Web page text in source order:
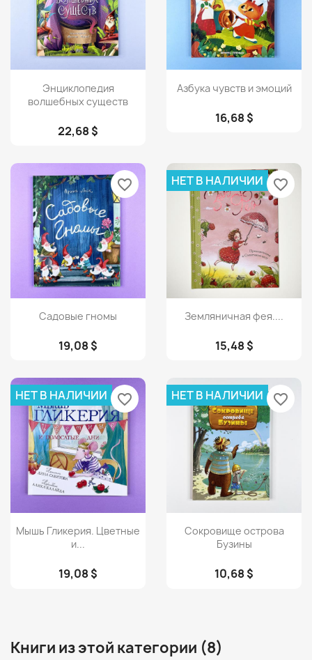
Просмотр
Энциклопедия
волшебных существ
22,68 $
Просмотр
Азбука чувств и эмоций
16,68 $
Просмотр
Садовые гномы
19,08 $
favorite_border
Просмотр
Земляничная фея....
15,48 $
НЕТ В НАЛИЧИИ favorite_border
Просмотр
Мышь Гликерия. Цветные
и...
19,08 $
НЕТ В НАЛИЧИИ favorite_border
Просмотр
Сокровище острова
Бузины
10,68 $
НЕТ В НАЛИЧИИ favorite_border
Книги из этой категории (8)